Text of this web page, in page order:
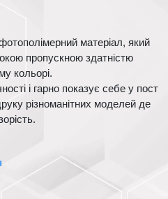
матеріал, який
пропускною здатністю
кольорі.
і гарно показує себе у пост
різноманітних моделей де